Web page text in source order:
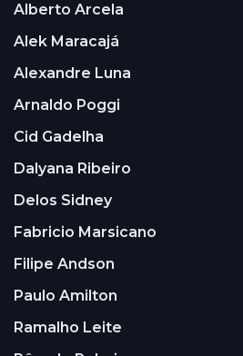
Alberto Arcela
Alek Maracajá
Alexandre Luna
Arnaldo Poggi
Cid Gadelha
Dalyana Ribeiro
Delos Sidney
Fabricio Marsicano
Filipe Andson
Paulo Amilton
Ramalho Leite